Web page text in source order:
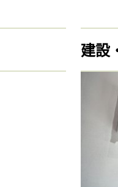
建設
に入りに
インが必
ログイン